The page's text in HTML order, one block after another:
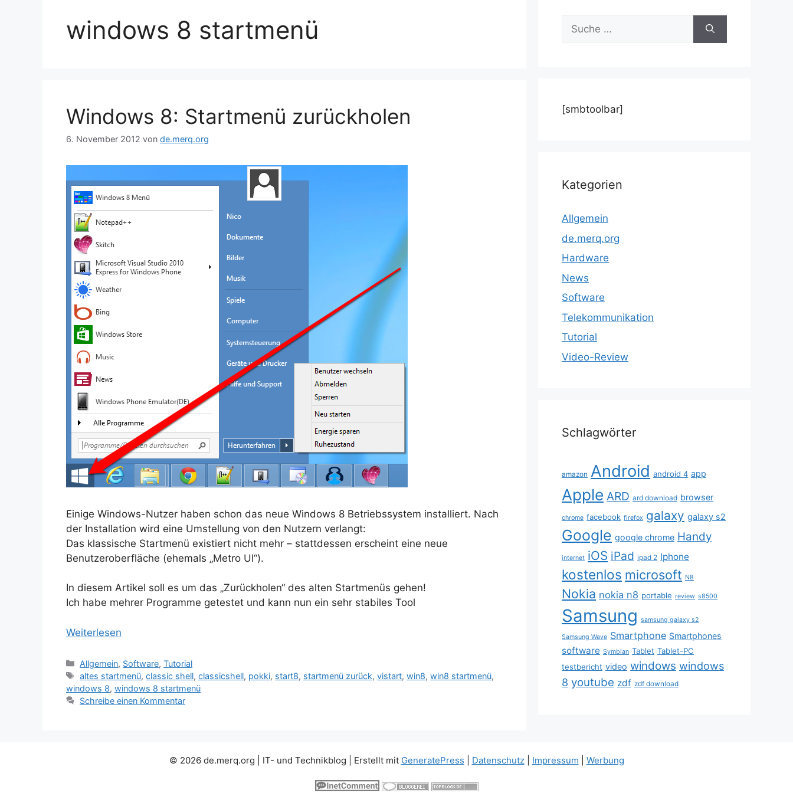
windows 8 startmenü
Windows 8: Startmenü zurückholen
6. November 2012 von de.merq.org
Einige Windows-Nutzer haben schon das neue Windows 8 Betriebssystem installiert. Nach
der Installation wird eine Umstellung von den Nutzern verlangt:
Das klassische Startmenü existiert nicht mehr – stattdessen erscheint eine neue
Benutzeroberfläche (ehemals „Metro UI“).
In diesem Artikel soll es um das „Zurückholen“ des alten Startmenüs gehen!
Ich habe mehrer Programme getestet und kann nun ein sehr stabiles Tool
Weiterlesen
Kategorien
Allgemein, Software,Tutorial
Schlagwörter
altes startmenü,classic shell,classicshell, pokki, start8, startmenü zurück,vistart,win8,win8 startmenü,
windows 8, windows 8 startmenü
Schreibe einen Kommentar
Suche
nach:
[smbtoolbar]
Kategorien
Allgemein
de.merq.org
Hardware
News
Software
Telekommunikation
Tutorial
Video-Review
Schlagwörter
amazon Android android 4 app
Apple ARD ard download browser
chrome facebook firefox galaxy galaxy s2
Google google chrome Handy
internet iOS iPad ipad 2 Iphone
kostenlos microsoft N8
Nokia nokia n8 portable review s8500
Samsung samsung galaxy s2
Samsung Wave Smartphone Smartphones
software Symbian Tablet Tablet-PC
testbericht video windows windows
8 youtube zdf zdf download
© 2026 de.merq.org | IT- und Technikblog | Erstellt mit GeneratePress Datenschutz| Impressum Werbung